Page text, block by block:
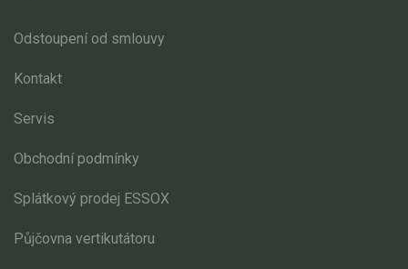
Náhradní díly Honda
Náhradní díly Starjet
Přední náprava, řízení
Elektro instalace
Sběrný koš
Odstoupení od smlouvy
Kontakt
Servis
Obchodní podmínky
Splátkový prodej ESSOX
Půjčovna vertikutátoru